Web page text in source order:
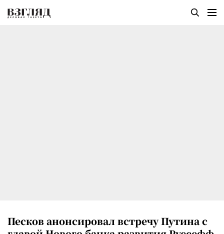
Песков анонсировал встречу Путина с